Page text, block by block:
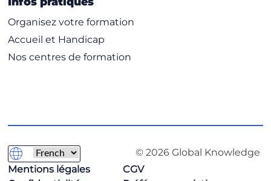
Organisez votre formation
Accueil et Handicap
Nos centres de formation
© 2026 Global Knowledge
Mentions légales
CGV